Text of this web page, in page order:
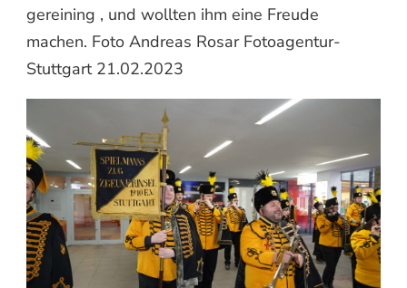
gereining , und wollten ihm eine Freude
machen. Foto Andreas Rosar Fotoagentur-
Stuttgart 21.02.2023